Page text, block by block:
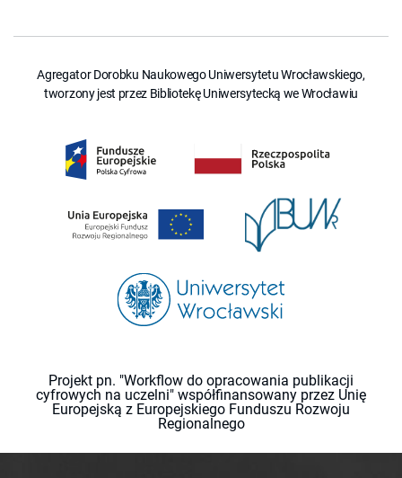
Agregator Dorobku Naukowego Uniwersytetu Wrocławskiego,
tworzony jest przez Bibliotekę Uniwersytecką we Wrocławiu
Projekt pn. "Workflow do opracowania publikacji
cyfrowych na uczelni" współfinansowany przez Unię
Europejską z Europejskiego Funduszu Rozwoju
Regionalnego